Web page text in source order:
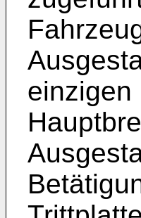
einzigen